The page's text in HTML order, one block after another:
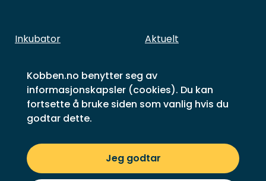
Kobben.no benytter seg av
informasjonskapsler (cookies). Du kan
fortsette å bruke siden som vanlig hvis du
godtar dette.
Jeg godtar
Inkubator
Investering
Gründere på huset
Suksesshistorier
Aktuelt
Om Kobben og folka
Kontakt oss
© 2026 Kobben